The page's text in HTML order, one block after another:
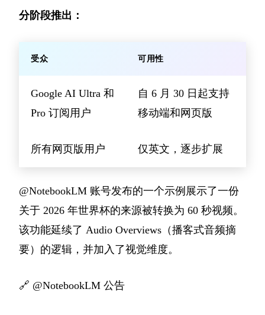
分阶段推出：
受众 可用性
Google AI Ultra 和
Pro 订阅用户
自 6 月 30 日起支持
移动端和网页版
所有网页版用户 仅英文，逐步扩展
@NotebookLM 账号发布的一个示例展示了一份
关于 2026 年世界杯的来源被转换为 60 秒视频。
该功能延续了 Audio Overviews（播客式音频摘
要）的逻辑，并加入了视觉维度。
🔗 @NotebookLM 公告